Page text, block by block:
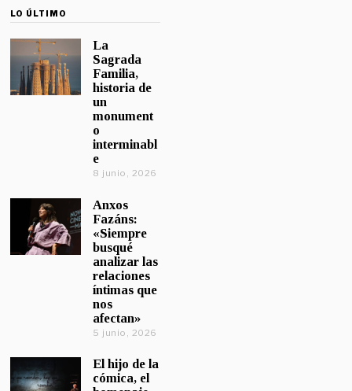
LO ÚLTIMO
La
Sagrada
Familia,
historia de
un
monument
o
interminabl
e
8 junio, 2026
Anxos
Fazáns:
«Siempre
busqué
analizar las
relaciones
íntimas que
nos
afectan»
5 junio, 2026
El hijo de la
cómica, el